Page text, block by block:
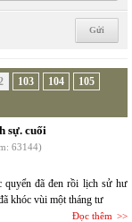
103 104
105
sự. cuối
63144)
quyển đã đen rồi lịch sử hư
khóc vùi một tháng tư
Đọc thêm